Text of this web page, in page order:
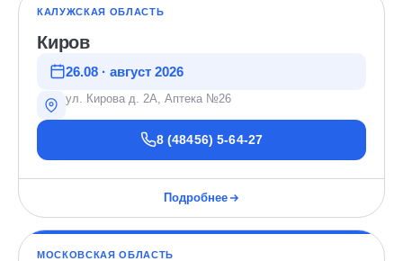
КАЛУЖСКАЯ ОБЛАСТЬ
Киров
26.08 · август 2026
ул. Кирова д. 2А, Аптека №26
8 (48456) 5-64-27
Подробнее
МОСКОВСКАЯ ОБЛАСТЬ